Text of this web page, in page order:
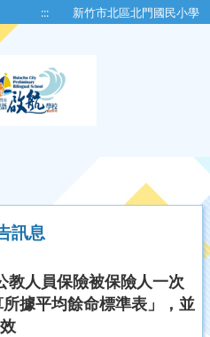
::: 新竹市北區北門國民小學
訊息
教人員保險被保險人一次
據平均餘命標準表」，並